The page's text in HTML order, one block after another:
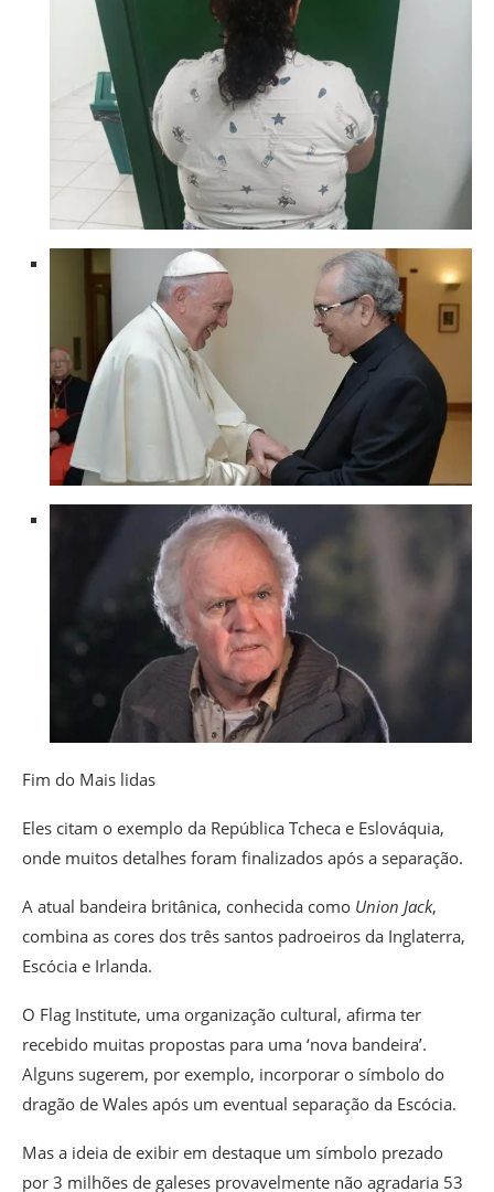
Fim do Mais lidas
Eles citam o exemplo da República Tcheca e Eslováquia,
onde muitos detalhes foram finalizados após a separação.
A atual bandeira britânica, conhecida como Union Jack,
combina as cores dos três santos padroeiros da Inglaterra,
Escócia e Irlanda.
O Flag Institute, uma organização cultural, afirma ter
recebido muitas propostas para uma ‘nova bandeira’.
Alguns sugerem, por exemplo, incorporar o símbolo do
dragão de Wales após um eventual separação da Escócia.
Mas a ideia de exibir em destaque um símbolo prezado
por 3 milhões de galeses provavelmente não agradaria 53